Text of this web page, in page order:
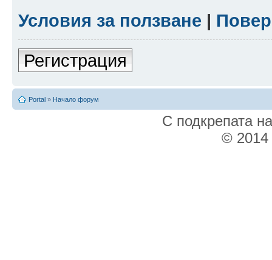
Условия за ползване |
Регистрация
Portal » Начало форум
С подкрепата
© 2014